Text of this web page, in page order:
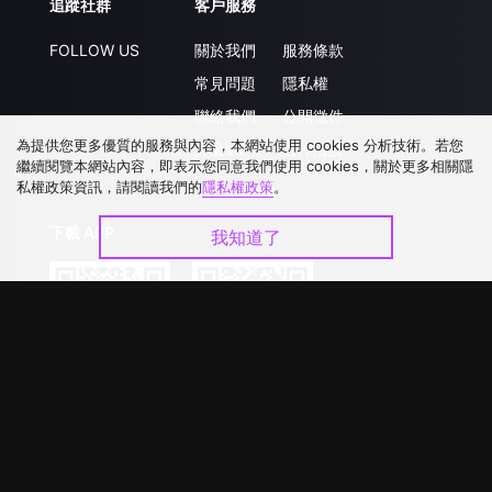
追蹤社群
FOLLOW US
客戶服務
關於我們
常見問題
聯絡我們
升級VIP
服務條款
隱私權
公開徵件
合作洽談
為提供您更多優質的服務與內容，本網站使用 cookies 分析技術。若您
繼續閱覽本網站內容，即表示您同意我們使用 cookies，關於更多相關隱
私權政策資訊，請閱讀我們的隱私權政策。
我知道了